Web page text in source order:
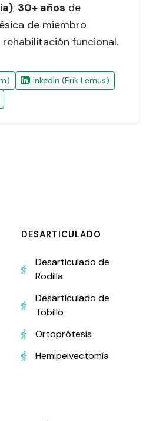
; 30+ años de
de miembro
funcional.
LinkedIn (Erik Lemus)
DESARTICULADO
Desarticulado de
Rodilla
Desarticulado de
Tobillo
Ortoprótesis
Hemipelvectomía